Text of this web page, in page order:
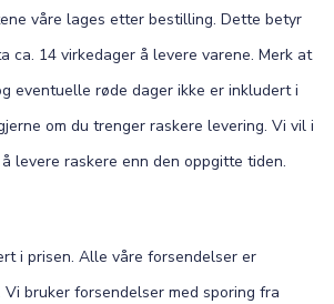
våre lages etter bestilling. Dette betyr
ca. 14 virkedager å levere varene. Merk at
eventuelle røde dager ikke er inkludert i
om du trenger raskere levering. Vi vil i
levere raskere enn den oppgitte tiden.
i prisen. Alle våre forsendelser er
bruker forsendelser med sporing fra